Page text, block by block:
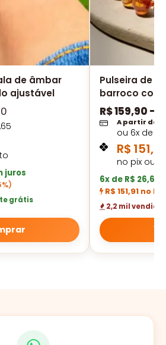
de âmbar
ajustável
juros
grátis
Pulseira de
barroco
R$159,90 –
A partir de
ou 6x de
R$ 151,91
no pix ou
6x de R$ 26,65
R$ 151,91 no Pix
2,2 mil